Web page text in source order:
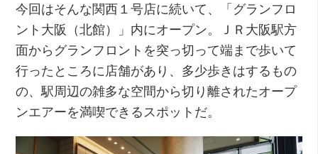
今回はそんな関西１号店に続いて、「グランフロ
ント大阪（北館）」内にオープン。ＪＲ大阪駅方
面からグランフロントを突っ切って端まで歩いて
行ったところに店舗があり、多少歩きはするもの
の、駅周辺の雑多な空間から切り離されたオープ
ンエアーを満喫できるスポットだ。